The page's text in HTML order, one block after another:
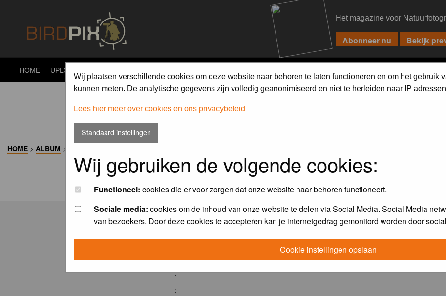
Het magazine voor
HOME UPLOAD
Wij plaatsen verschillende cookies om deze website naar behoren te laten functioneren en om het gebruik
kunnen meten. De analytische gegevens zijn volledig geanonimiseerd en niet te herleiden naar IP
Lees hier meer over cookies en ons privacybeleid
Standaard instellingen
Wij gebruiken de volgende cookies:
Functioneel: cookies die er voor zorgen dat onze website naar behoren functioneert.
Sociale media: cookies om de inhoud van onze website te delen via Social Media. Social Media
van bezoekers. Door deze cookies te accepteren kan je internetgedrag gemonitord worden door
Cookie instellingen opslaan
HOME > ALBUM >
:
:
: